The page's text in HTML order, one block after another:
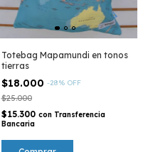
Totebag Mapamundi en tonos
tierras
$18.000 -28% OFF
$25.000
$15.300 con Transferencia
Bancaria